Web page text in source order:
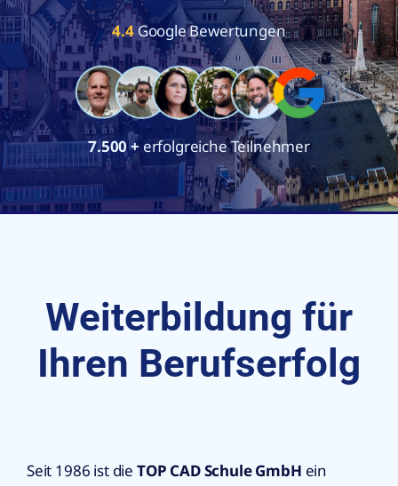
4.4Google Bewertungen
7.500+ erfolgreiche Teilnehmer
Weiterbildung für
Ihren Berufserfolg
Seit 1986 ist die TOP CAD Schule GmbH ein